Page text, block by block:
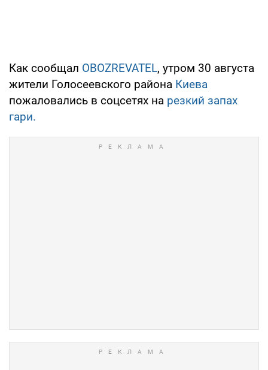
Как сообщал OBOZREVATEL, утром 30 августа
жители Голосеевского района Киева
пожаловались в соцсетях на резкий запах
гари.